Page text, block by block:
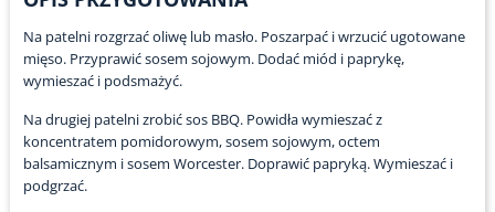
Na patelni rozgrzać oliwę lub masło. Poszarpać i wrzucić ugotowane
mięso. Przyprawić sosem sojowym. Dodać miód i paprykę,
wymieszać i podsmażyć.
Na drugiej patelni zrobić sos BBQ. Powidła wymieszać z
koncentratem pomidorowym, sosem sojowym, octem
balsamicznym i sosem Worcester. Doprawić papryką. Wymieszać i
podgrzać.